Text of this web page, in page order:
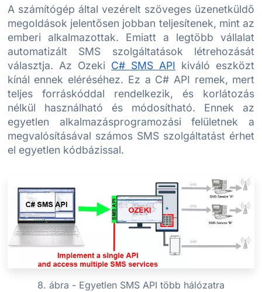
A számítógép által vezérelt szöveges üzenetküldő
megoldások jelentősen jobban teljesítenek, mint az
emberi alkalmazottak. Emiatt a legtöbb vállalat
automatizált SMS szolgáltatások létrehozását
választja. Az Ozeki C# SMS API kiváló eszközt
kínál ennek eléréséhez. Ez a C# API remek, mert
teljes forráskóddal rendelkezik, és korlátozás
nélkül használható és módosítható. Ennek az
egyetlen alkalmazásprogramozási felületnek a
megvalósításával számos SMS szolgáltatást érhet
el egyetlen kódbázissal.
8. ábra - Egyetlen SMS API több hálózatra